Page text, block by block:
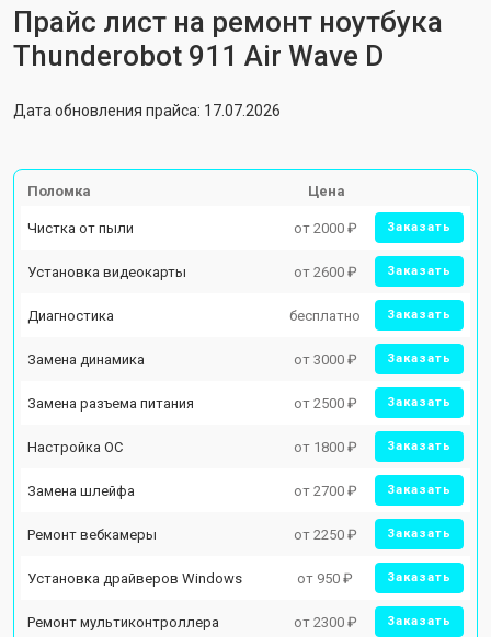
Прайс лист на ремонт ноутбука
Thunderobot 911 Air Wave D
Дата обновления прайса: 17.07.2026
Поломка Цена
Чистка от пыли от 2000 ₽ Заказать
Установка видеокарты от 2600 ₽ Заказать
Диагностика бесплатно Заказать
Замена динамика от 3000 ₽ Заказать
Замена разъема питания от 2500 ₽ Заказать
Настройка ОС от 1800 ₽ Заказать
Замена шлейфа от 2700 ₽ Заказать
Ремонт вебкамеры от 2250 ₽ Заказать
Установка драйверов Windows от 950 ₽ Заказать
Ремонт мультиконтроллера от 2300 ₽ Заказать